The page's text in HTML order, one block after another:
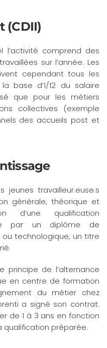
(CDII)
l’activité comprend des
sur l’année. Les
cependant tous les
base d’1/12 du salaire
que pour les métiers
collectives (exemple
des accueils post et
jeunes travailleur.euse.s
générale, théorique et
d’une qualification
par un diplôme de
ou technologique, un titre
principe de l’alternance
en centre de formation
du métier chez
a signé son contrat.
de 1 à 3 ans en fonction
qualification préparée.